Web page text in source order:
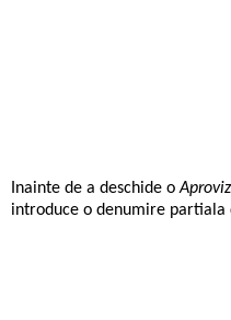
Inainte de a deschide o
introduce o denumire partiala